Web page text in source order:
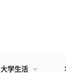
大学生活